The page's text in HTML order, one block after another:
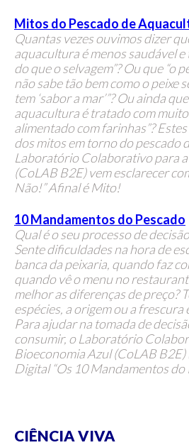
Mitos do Pescado de
Quantas vezes ouvimos dizer
aquacultura é menos saudável
do que o selvagem”? Ou que “o
não sabe tão bem como o peixe
tem ‘sabor a mar’”? Ou ainda
aquacultura é tratado com
alimentado com farinhas”?
dos mitos em torno do pescado
Laboratório Colaborativo para
(CoLAB B2E) vem esclarecer
Não!” Afinal é Mito!
10 Mandamentos do Pescado
Qual é o seu processo de
Sente dificuldades na hora de
banca da peixaria, quando faz
quando vê o menu no
melhor as diferenças de preço?
espécies, a origem ou a frescura
Para ajudar na tomada de
consumir, o Laboratório
Bioeconomia Azul (CoLAB B2E)
Digital “Os 10 Mandamentos do
CIÊNCIA VIVA